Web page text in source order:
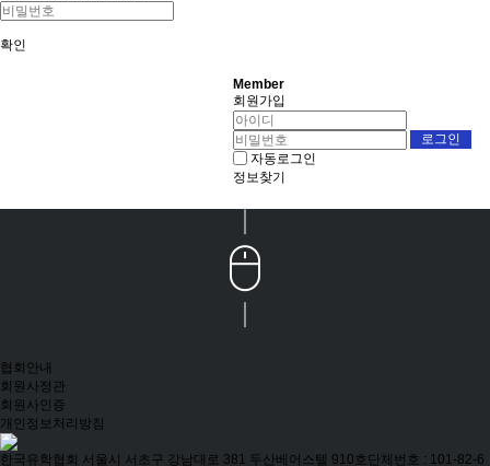
확인
Member
회원가입
자동로그인
정보찾기
협회안내
회원사정관
회원사인증
개인정보처리방침
한국유학협회 서울시 서초구 강남대로 381 두산베어스텔 910호 단체번호 : 101-82-6